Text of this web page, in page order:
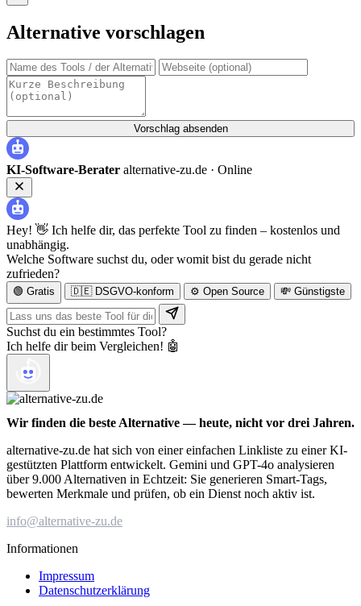
Alternative vorschlagen
Vorschlag absenden
KI-Software-Berater alternative-zu.de · Online
Hey! 👋 Ich helfe dir, das perfekte Tool zu finden – kostenlos und
unabhängig.
Welche Software suchst du, oder womit bist du gerade nicht
zufrieden?
🟢 Gratis 🇩🇪 DSGVO-konform ⚙️ Open Source 💸 Günstigste
Suchst du ein bestimmtes Tool?
Ich helfe dir beim Vergleichen! 🤖
Wir finden die beste Alternative — heute, nicht vor drei Jahren.
alternative-zu.de hat sich von einer einfachen Linkliste zu einer KI-
gestützten Plattform entwickelt. Gemini und GPT-4o analysieren
über 9.000 Alternativen in Echtzeit: Sie generieren Smart-Tags,
bewerten Merkmale und prüfen, ob ein Dienst noch aktiv ist.
info@alternative-zu.de
Informationen
Impressum
Datenschutzerklärung